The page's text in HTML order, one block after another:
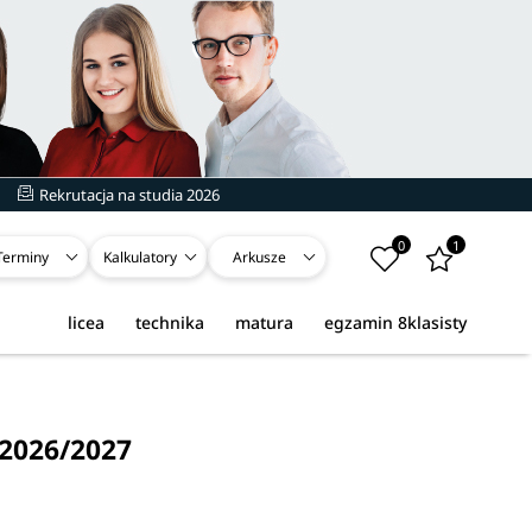
Rekrutacja na studia 2026
Kalkulatory Arkusze
0 1
egzamin 8klasisty
matura
technika
licea
2027